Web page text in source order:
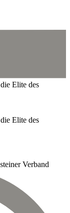
Elite des
Elite des
Verband